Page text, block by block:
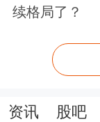
穿行在这座
段因施
称：“奥
续格局了？
资讯 股吧